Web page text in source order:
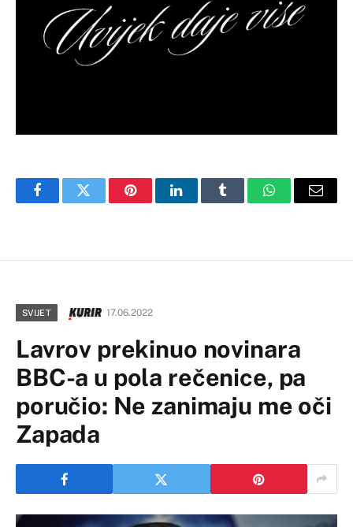
FacebookTwitter PinterestLinkedInTumblr WhatsAppEmail
SVIJET 17.06.2022
Lavrov prekinuo novinara
BBC-a u pola rečenice, pa
poručio: Ne zanimaju me oči
Zapada